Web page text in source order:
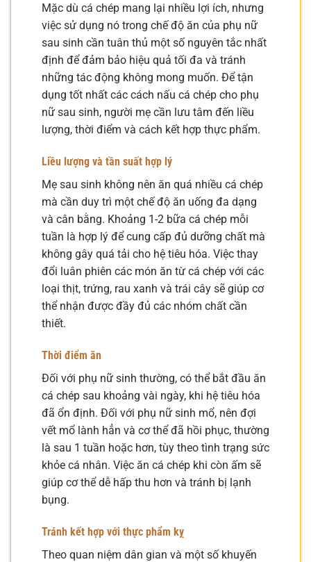
Mặc dù cá chép mang lại nhiều lợi ích, nhưng
việc sử dụng nó trong chế độ ăn của phụ nữ
sau sinh cần tuân thủ một số nguyên tắc nhất
định để đảm bảo hiệu quả tối đa và tránh
những tác động không mong muốn. Để tận
dụng tốt nhất các cách nấu cá chép cho phụ
nữ sau sinh, người mẹ cần lưu tâm đến liều
lượng, thời điểm và cách kết hợp thực phẩm.
Liều lượng và tần suất hợp lý
Mẹ sau sinh không nên ăn quá nhiều cá chép
mà cần duy trì một chế độ ăn uống đa dạng
và cân bằng. Khoảng 1-2 bữa cá chép mỗi
tuần là hợp lý để cung cấp đủ dưỡng chất mà
không gây quá tải cho hệ tiêu hóa. Việc thay
đổi luân phiên các món ăn từ cá chép với các
loại thịt, trứng, rau xanh và trái cây sẽ giúp cơ
thể nhận được đầy đủ các nhóm chất cần
thiết.
Thời điểm ăn
Đối với phụ nữ sinh thường, có thể bắt đầu ăn
cá chép sau khoảng vài ngày, khi hệ tiêu hóa
đã ổn định. Đối với phụ nữ sinh mổ, nên đợi
vết mổ lành hẳn và cơ thể đã hồi phục, thường
là sau 1 tuần hoặc hơn, tùy theo tình trạng sức
khỏe cá nhân. Việc ăn cá chép khi còn ấm sẽ
giúp cơ thể dễ hấp thu hơn và tránh bị lạnh
bụng.
Tránh kết hợp với thực phẩm kỵ
Theo quan niệm dân gian và một số khuyến